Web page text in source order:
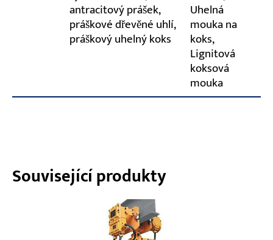
antracitový prášek,
práškové dřevěné uhlí,
práškový uhelný koks
Uhelná
mouka na
koks,
Lignitová
koksová
mouka
Související produkty